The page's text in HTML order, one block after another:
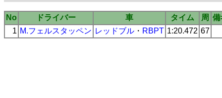
No ドライバー 車 タイム 周 備
1 M.フェルスタッペン レッドブル ・ RBPT 1:20.472 67